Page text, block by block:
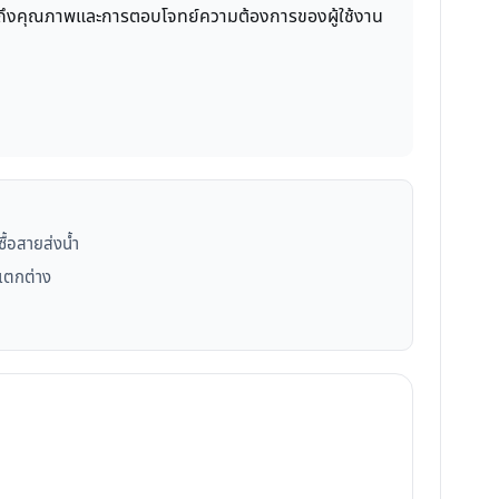
คุณภาพและการตอบโจทย์ความต้องการของผู้ใช้งาน
สายส่งน้ำ
ตกต่าง